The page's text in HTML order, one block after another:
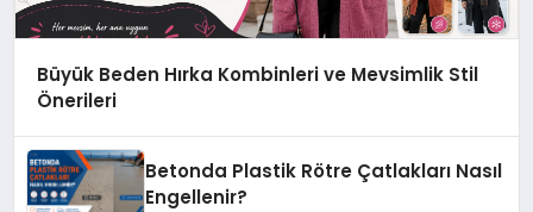
Büyük Beden Hırka Kombinleri ve Mevsimlik Stil
Önerileri
Betonda Plastik Rötre Çatlakları Nasıl
Engellenir?